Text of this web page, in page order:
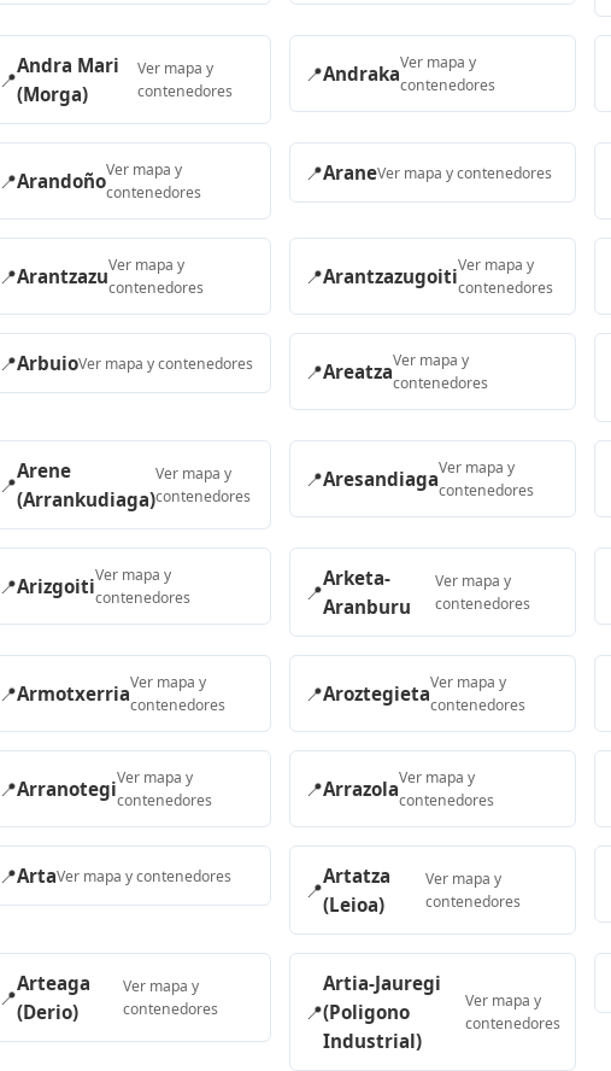
📍
Andra Mari
(Morga)
Ver mapa y
contenedores
📍AndrakaVer mapa y
contenedores
📍ArandoñoVer mapa y
contenedores
📍AraneVer mapa y contenedores
📍ArantzazuVer mapa y
contenedores
📍ArantzazugoitiVer mapa y
contenedores
📍ArbuioVer mapa y contenedores 📍AreatzaVer mapa y
contenedores
📍
Arene
(Arrankudiaga)
Ver mapa y
contenedores
📍AresandiagaVer mapa y
contenedores
📍ArizgoitiVer mapa y
contenedores
📍
Arketa-
Aranburu
Ver mapa y
contenedores
📍ArmotxerriaVer mapa y
contenedores
📍AroztegietaVer mapa y
contenedores
📍ArranotegiVer mapa y
contenedores
📍ArrazolaVer mapa y
contenedores
📍ArtaVer mapa y contenedores
📍
Artatza
(Leioa)
Ver mapa y
contenedores
📍
Arteaga
(Derio)
Ver mapa y
contenedores
📍
Artia-Jauregi
(Poligono
Industrial)
Ver mapa y
contenedores